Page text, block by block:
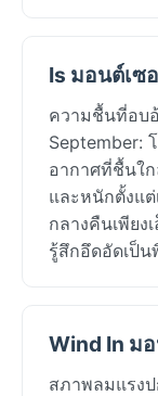
Is มอนต์เซ
ความชื้นที่อบ
September:
อากาศที่ชื้นใ
และหนักตั้งแ
กลางคืนเพียง
รู้สึกอึดอัดเป็น
Wind In ม
สภาพลมแรง